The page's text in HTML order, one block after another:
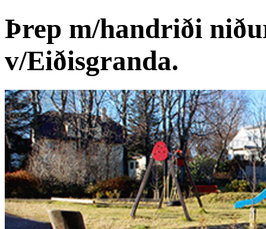
Þrep m/handriði
v/Eiðisgranda.